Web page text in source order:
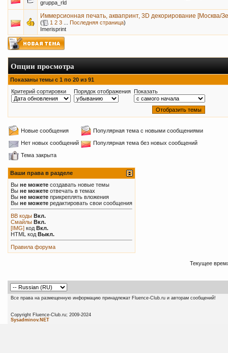
gruppa_rld
Иммерсионная печать, аквапринт, 3D декорирование [Москва/
( 1 2 3 Последняя страница)
Imerisprint
Опции просмотра
Показаны темы с 1 по 20 из 91
Критерий сортировки
Порядок отображения Показать
Новые сообщения
Популярная тема с новыми сообщениями
Нет новых сообщений
Популярная тема без новых сообщений
Тема закрыта
Ваши права в разделе
Вы не можете создавать новые темы
Вы не можете отвечать в темах
Вы не можете прикреплять вложения
Вы не можете редактировать свои сообщения
BB коды Вкл.
Смайлы Вкл.
[IMG] код Вкл.
HTML код Выкл.
Правила форума
Текущее
Все права на размещенную информацию принадлежат Fluence-Club.ru и авторам сообщений!
Copyright Fluence-Club.ru;
Sysadminov.NET